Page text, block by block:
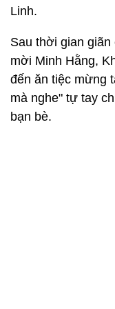
Linh.
Sau thời gian giãn
mời Minh Hằng,
đến ăn tiệc mừng
mà nghe" tự tay
bạn bè.